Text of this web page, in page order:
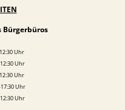
Bürgerbüros
Uhr
Uhr
Uhr
Uhr
Uhr